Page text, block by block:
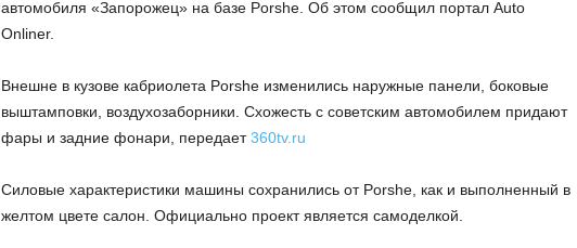
автомобиля «Запорожец» на базе Porshe. Об этом сообщил портал Auto
Onliner.
Внешне в кузове кабриолета Porshe изменились наружные панели, боковые
выштамповки, воздухозаборники. Схожесть с советским автомобилем придают
фары и задние фонари, передает360tv.ru
Силовые характеристики машины сохранились от Porshe, как и выполненный в
желтом цвете салон. Официально проект является самоделкой.